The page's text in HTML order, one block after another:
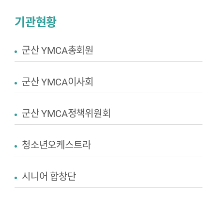
기관현황
군산 YMCA총회원
군산 YMCA이사회
군산 YMCA정책위원회
청소년오케스트라
시니어 합창단